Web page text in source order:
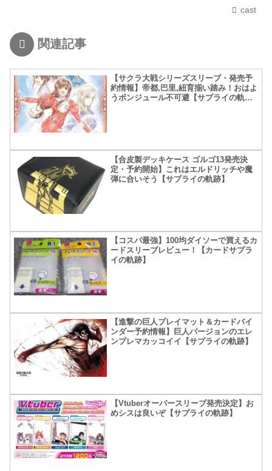
cast
関連記事
【サクラ大戦シリーズスリーブ・発売予
約情報】帝都,巴里,紐育揃い踏み！おはよ
うボンジュール不可避【サプライの軌
【合皮製デッキケース ゴルゴ13発売決
定・予約開始】これはエルドリッチや魔
弾に合いそう【サプライの軌跡】
【コスパ最強】100均ダイソーで買えるカ
ードスリーブレビュー！【カードサプラ
イの軌跡】
【進撃の巨人プレイマット＆カードバイ
ンダー予約情報】巨人バージョンのエレ
ンプレマカッコイイ【サプライの軌跡】
【Vtuberオーバースリーブ発売決定】お
めシスは良いぞ【サプライの軌跡】